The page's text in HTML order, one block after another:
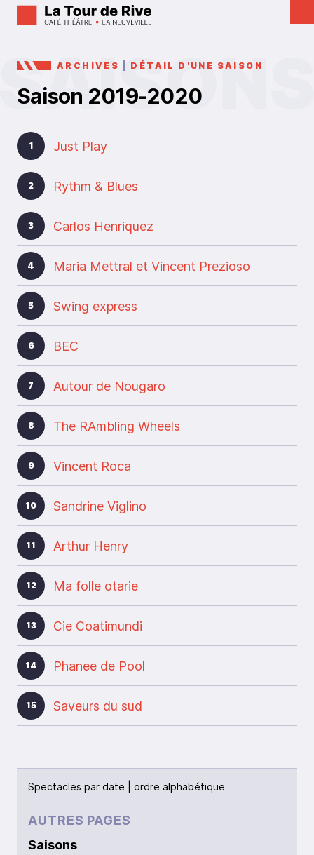
ARCHIVES DÉTAIL D'UNE SAISON
Saison 2019-2020
1 Just Play
2 Rythm & Blues
3 Carlos Henriquez
4 Maria Mettral et Vincent Prezioso
5 Swing express
6 BEC
7 Autour de Nougaro
8 The RAmbling Wheels
9 Vincent Roca
10 Sandrine Viglino
11 Arthur Henry
12 Ma folle otarie
13 Cie Coatimundi
14 Phanee de Pool
15 Saveurs du sud
Spectacles par date ordre alphabétique
AUTRES PAGES
Saisons